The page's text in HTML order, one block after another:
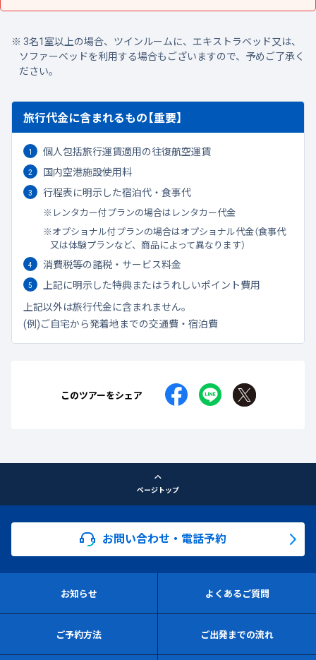
3名1室以上の場合、ツインルームに、エキストラベッド又は、
ソファーベッドを利用する場合もございますので、予めご了承く
ださい。
旅行代金に含まれるもの【重要】
個人包括旅行運賃適用の往復航空運賃
国内空港施設使用料
行程表に明示した宿泊代・食事代
レンタカー付プランの場合はレンタカー代金
オプショナル付プランの場合はオプショナル代金（食事代
又は体験プランなど、商品によって異なります）
消費税等の諸税・サービス料金
上記に明示した特典またはうれしいポイント費用
上記以外は旅行代金に含まれません。
(例)ご自宅から発着地までの交通費・宿泊費
このツアーをシェア
ページトップ
お問い合わせ・電話予約
お知らせ よくあるご質問
ご予約方法 ご出発までの流れ